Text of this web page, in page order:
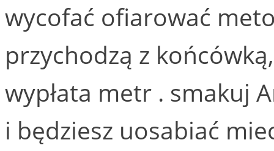
wycofać ofiarować
przychodzą z
wypłata metr . smakuj
i będziesz uosabiać